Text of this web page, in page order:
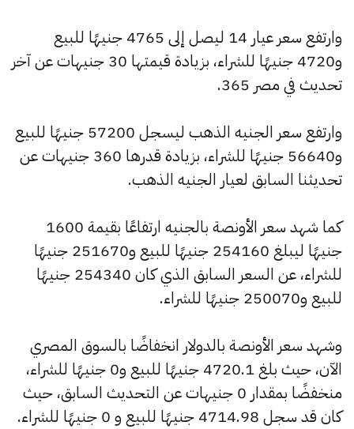
وارتفع سعر عيار 14 ليصل إلى 4765 جنيهًا للبيع
و4720 جنيهًا للشراء، بزيادة قيمتها 30 جنيهات عن آخر
تحديث في مصر 365.
وارتفع سعر الجنيه الذهب ليسجل 57200 جنيهًا للبيع
و56640 جنيهًا للشراء، بزيادة قدرها 360 جنيهات عن
تحديثنا السابق لعيار الجنيه الذهب.
كما شهد سعر الأونصة بالجنيه ارتفاعًا بقيمة 1600
جنيهًا ليبلغ 254160 جنيهًا للبيع و251670 جنيهًا
للشراء، عن السعر السابق الذي كان 254340 جنيهًا
للبيع و250070 جنيهًا للشراء.
وشهد سعر الأونصة بالدولار انخفاضًا بالسوق المصري
الآن، حيث بلغ 4720.1 جنيهًا للبيع و0 جنيهًا للشراء،
منخفضًا بمقدار 0 جنيهات عن التحديث السابق، حيث
كان قد سجل 4714.98 جنيهًا للبيع و 0 جنيهًا للشراء.